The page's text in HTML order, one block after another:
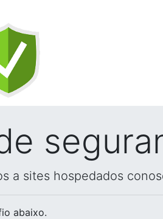
a sites hospedados
abaixo.